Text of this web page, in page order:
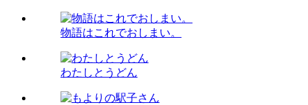
物語はこれでおしまい。
わたしとうどん